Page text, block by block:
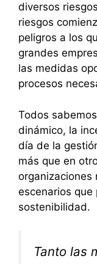
diversos
riesgos
peligros a los
grandes
las medidas
procesos
Todos
dinámico, la
día de la
más que en
organizaciones
escenarios que
sostenibilidad.
Tanto las